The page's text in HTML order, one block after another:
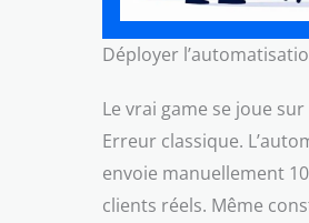
Déployer
Le vrai game se joue
Erreur classique.
envoie manuellement
clients réels. Même